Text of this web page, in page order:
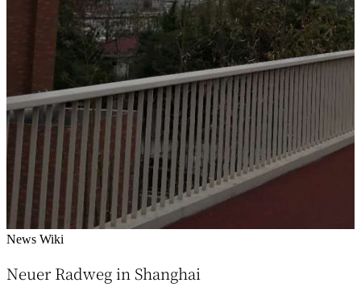
News Wiki
Neuer Radweg in Shanghai